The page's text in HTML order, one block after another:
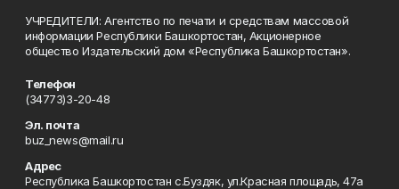
УЧРЕДИТЕЛИ: Агентство по печати и средствам массовой
информации Республики Башкортостан, Акционерное
общество Издательский дом «Республика Башкортостан».
Телефон
(34773)3-20-48
Эл. почта
buz_news@mail.ru
Адрес
Республика Башкортостан с.Буздяк, ул.Красная площадь, 47а